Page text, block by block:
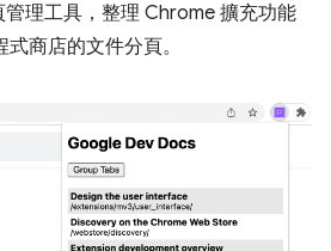
理工具，整理 Chrome 擴充功能
商店的文件分頁。